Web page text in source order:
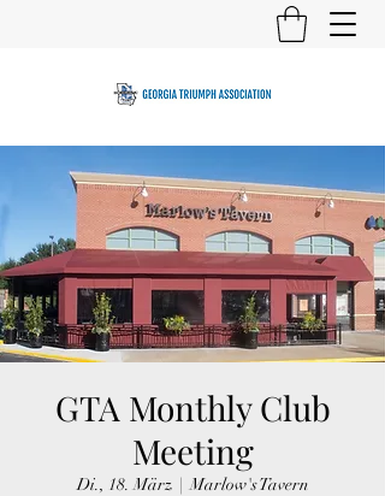
GTA Monthly Club
Meeting
Di., 18. März
  |
Marlow's Tavern